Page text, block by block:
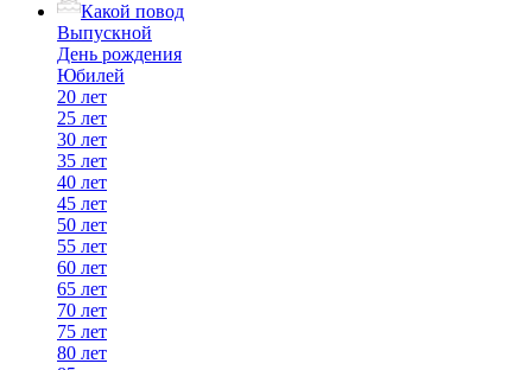
Какой повод
Выпускной
День рождения
Юбилей
20 лет
25 лет
30 лет
35 лет
40 лет
45 лет
50 лет
55 лет
60 лет
65 лет
70 лет
75 лет
80 лет